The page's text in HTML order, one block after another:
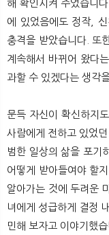
해 확인시켜 주었습니
에 있었음에도 정작,
충격을 받았습니다. 또
계속해서 바뀌어 왔다
과할 수 있겠다는 생각
문득 자신이 확신하지
사람에게 전하고 있었
범한 일상의 삶을 포기
어떻게 받아들여야 할
알아가는 것에 두려운
녀에게 성급하게 결정
민해 보자고 이야기했